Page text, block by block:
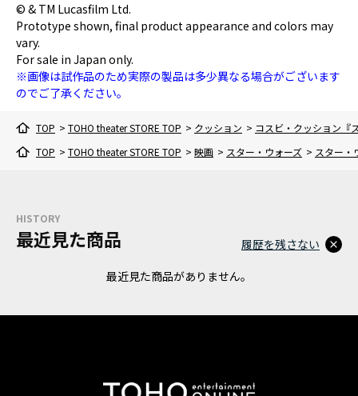
© & TM Lucasfilm Ltd.
Prototype shown, final product appearance and colors may
vary.
For sale in Japan only.
※画像は試作品のため実際の製品は多少異なる場合がございます
のでご了承ください。
TOP > TOHO theater STORE TOP > クッション > コスビ・クッション『
TOP > TOHO theater STORE TOP > 映画 > スター・ウォーズ > スター・
HISTORY
最近見た商品
最近見た商品がありません。
履歴を残さない